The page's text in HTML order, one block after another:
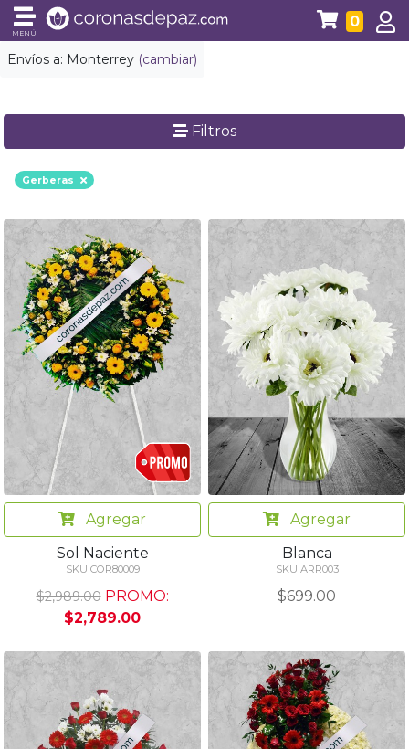
Envíos a: Monterrey (cambiar)
MENÚ
0
Filtros
Gerberas
Agregar
Sol Naciente
SKU COR80009
$2,989.00 PROMO:
$2,789.00
Agregar
Blanca
SKU ARR003
$699.00